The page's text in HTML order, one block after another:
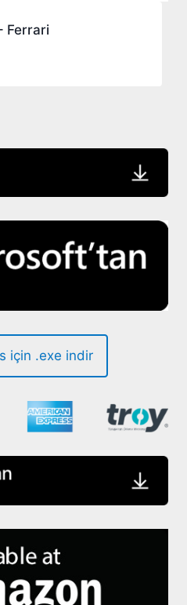
Ferrari
için .exe indir